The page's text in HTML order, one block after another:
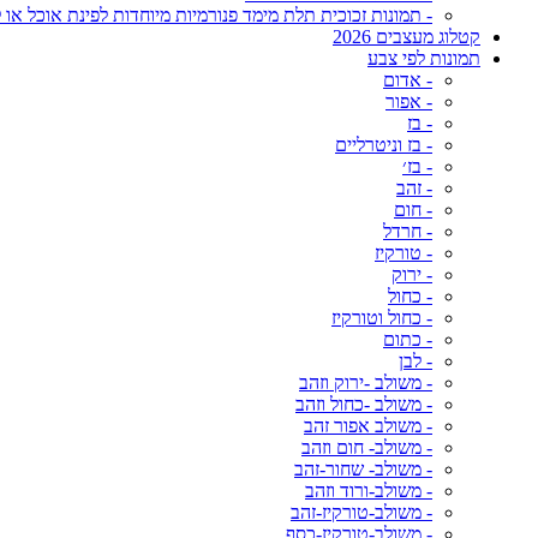
- תמונות זכוכית תלת מימד פנורמיות מיוחדות לפינת אוכל או
קטלוג מעצבים 2026
תמונות לפי צבע
- אדום
- אפור
- בז
- בז וניטרליים
- בז׳
- זהב
- חום
- חרדל
- טורקיז
- ירוק
- כחול
- כחול וטורקיז
- כתום
- לבן
- משולב -ירוק וזהב
- משולב -כחול וזהב
- משולב אפור זהב
- משולב- חום וזהב
- משולב- שחור-זהב
- משולב-ורוד וזהב
- משולב-טורקיז-זהב
- משולב-טורקיז-כסף